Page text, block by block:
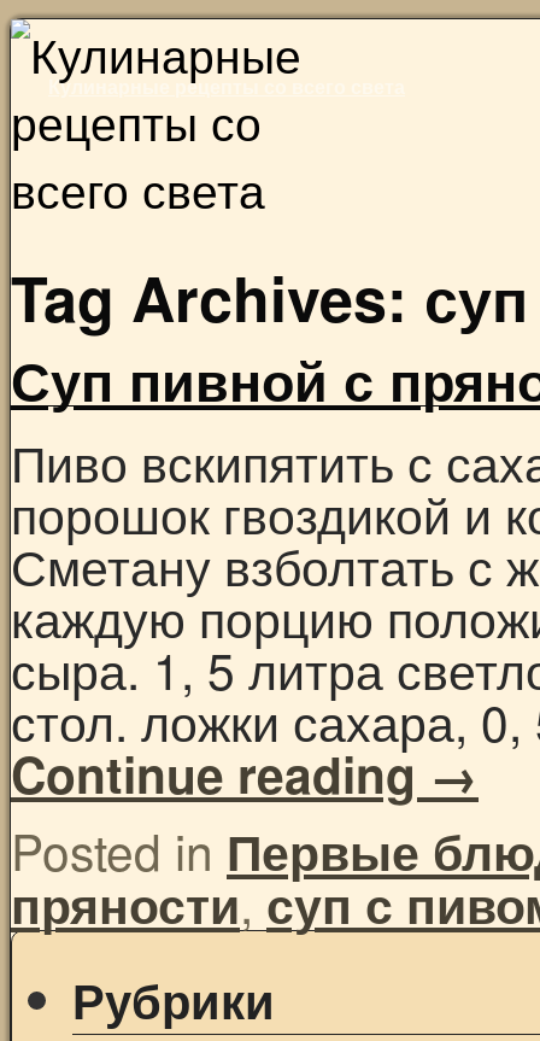
Кулинарные рецепты со всего света
Skip
content
Tag Archives:
Суп пивной с
Пиво вскипятить с
порошок гвоздикой и
Сметану взболтать с
каждую порцию
сыра. 1, 5 литра
стол. ложки сахара,
Continue reading →
Posted in Первые
пряности,суп с
Рубрики